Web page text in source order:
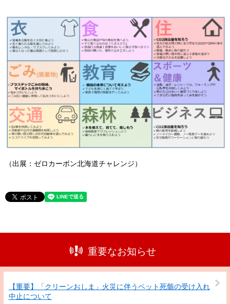
（出展：ゼロカーボン北海道チャレンジ）
重要なお知らせ
【重要】「クリーンおしま」火災に伴うペット死骸の受け入れ
中止について